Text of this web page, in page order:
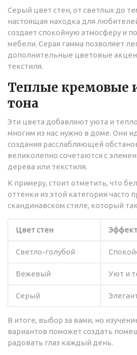
Серый цвет стен, от светлых до
настоящая находка для
создает спокойную атмосферу и
мебели. Серая гамма позволяет
дополнительные цветовые
текстиля.
Теплые кремовые
тона
Эти цвета добавляют уюта и
многим из нас нужно в доме. Они
создания расслабляющей
великолепно сочетаются с
дерева или текстиля.
К примеру, стоит отметить, что
оттенки из этой категории часто
скандинавском стиле, который
Цвет стен Эффект
Светло-голубой
Бежевый Уют и
Серый
В итоге, выбор за вами, но
вариантов поможет создать
радовать глаз каждый день.